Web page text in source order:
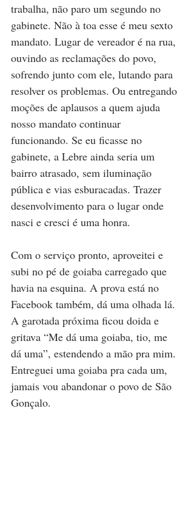
trabalha, não paro um segundo no
gabinete. Não à toa esse é meu sexto
mandato. Lugar de vereador é na rua,
ouvindo as reclamações do povo,
sofrendo junto com ele, lutando para
resolver os problemas. Ou entregando
moções de aplausos a quem ajuda
nosso mandato continuar
funcionando. Se eu ficasse no
gabinete, a Lebre ainda seria um
bairro atrasado, sem iluminação
pública e vias esburacadas. Trazer
desenvolvimento para o lugar onde
nasci e cresci é uma honra.
Com o serviço pronto, aproveitei e
subi no pé de goiaba carregado que
havia na esquina. A prova está no
Facebook também, dá uma olhada lá.
A garotada próxima ficou doida e
gritava “Me dá uma goiaba, tio, me
dá uma”, estendendo a mão pra mim.
Entreguei uma goiaba pra cada um,
jamais vou abandonar o povo de São
Gonçalo.